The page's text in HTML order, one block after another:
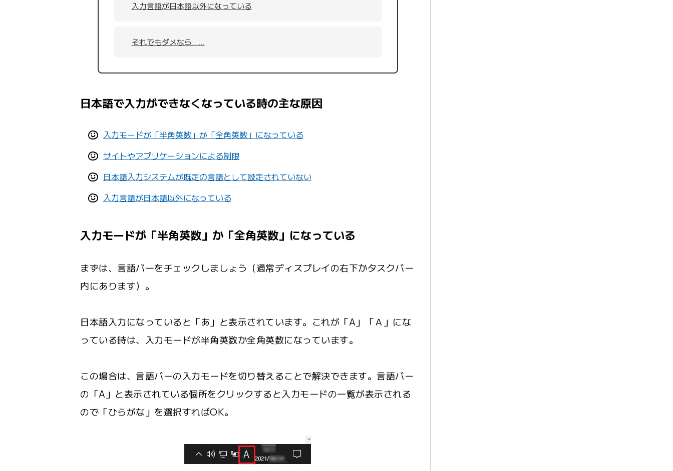
入力言語が日本語以外になっている
それでもダメなら……
日本語で入力ができなくなっている時の主な原因
入力モードが「半角英数」か「全角英数」になっている
サイトやアプリケーションによる制限
日本語入力システムが既定の言語として設定されていない
入力言語が日本語以外になっている
入力モードが「半角英数」か「全角英数」になっている
まずは、言語バーをチェックしましょう（通常ディスプレイの右下かタスクバー
内にあります）。
日本語入力になっていると「あ」と表示されています。これが「A」「Ａ」にな
っている時は、入力モードが半角英数か全角英数になっています。
この場合は、言語バーの入力モードを切り替えることで解決できます。言語バー
の「A」と表示されている個所をクリックすると入力モードの一覧が表示される
ので「ひらがな」を選択すればOK。